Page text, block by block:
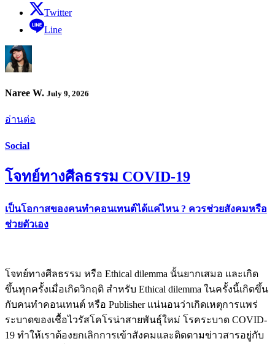
Twitter
Line
Naree W. July 9, 2026
อ่านต่อ
Social
โจทย์ทางศีลธรรม COVID-19
เป็นโอกาสของคนทำคอนเทนต์ได้แค่ไหน ? ควรช่วยสังคมหรือ
ช่วยตัวเอง
โจทย์ทางศีลธรรม หรือ Ethical dilemma นั้นยากเสมอ และเกิด
ขึ้นทุกครั้งเมื่อเกิดวิกฤติ สำหรับ Ethical dilemma ในครั้งนี้เกิดขึ้น
กับคนทำคอนเทนต์ หรือ Publisher แน่นอนว่าเกิดเหตุการแพร่
ระบาดของเชื้อไวรัสโคโรน่าสายพันธุ์ใหม่ โรคระบาด COVID-
19 ทำให้เราต้องยกเลิกการเข้าสังคมและติดตามข่าวสารอยู่กับ